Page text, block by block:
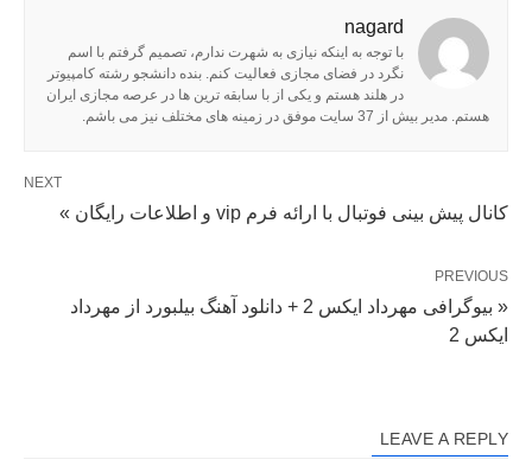
nagard
با توجه به اینکه نیازی به شهرت ندارم، تصمیم گرفتم با اسم
نگرد در فضای مجازی فعالیت کنم. بنده دانشجو رشته کامپیوتر
در هلند هستم و یکی از با سابقه ترین ها در عرصه مجازی ایران
هستم. مدیر بیش از 37 سایت موفق در زمینه های مختلف نیز می باشم.
NEXT
کانال پیش بینی فوتبال با ارائه فرم vip و اطلاعات رایگان »
PREVIOUS
« بیوگرافی مهرداد ایکس 2 + دانلود آهنگ بیلبورد از مهرداد
ایکس 2
LEAVE A REPLY